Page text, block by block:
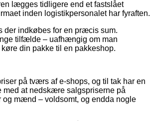
lægges tidligere end et fastslået
inden logistikpersonalet har fyraften.
der indkøbes for en præcis sum.
tilfælde – uafhængig om man
din pakke til en pakkeshop.
på tværs af e-shops, og til tak har en
med at nedskære salgspriserne på
og mænd – voldsomt, og endda nogle